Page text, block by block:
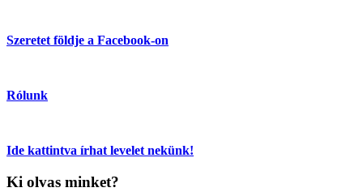
Szeretet földje a Facebook-on
Rólunk
Ide kattintva írhat levelet nekünk!
Ki olvas minket?